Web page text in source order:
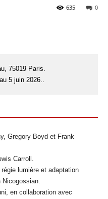
0
635
75019 Paris.
5 juin 2026..
Gregory Boyd et Frank
Carroll.
lumière et adaptation
Nicogossian.
en collaboration avec